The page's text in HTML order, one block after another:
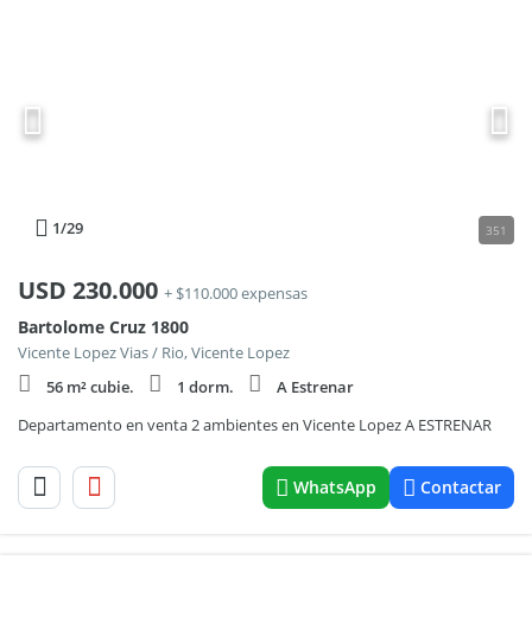
1/29 351
USD 230.000 + $110.000 expensas
Bartolome Cruz 1800
Vicente Lopez Vias / Rio, Vicente Lopez
56 m² cubie.
1 dorm.
A Estrenar
Departamento en venta 2 ambientes en Vicente Lopez A ESTRENAR
WhatsApp Contactar